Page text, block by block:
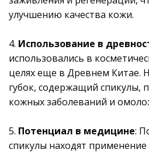
улучшению качества кожи.
4. Использование в
использовались в
целях еще в Древнем Китае.
губок, содержащий спикулы,
кожных заболеваний и
5. Потенциал в медицине:
спикулы находят